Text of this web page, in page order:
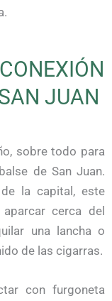
JUAN
sobre todo para
de San Juan.
la capital, este
cerca del
una lancha o
de las cigarras.
con furgoneta